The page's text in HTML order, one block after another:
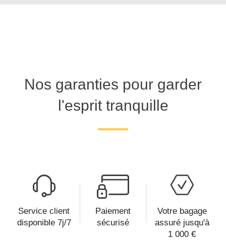
Nos garanties pour garder
l'esprit tranquille
Service client
disponible 7j/7
Paiement
sécurisé
Votre bagage
assuré jusqu'à
1 000 €